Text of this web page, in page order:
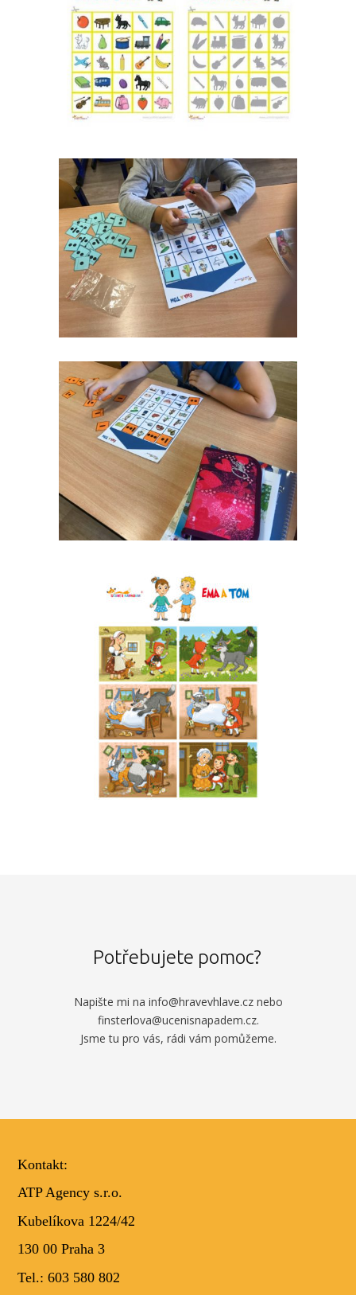
Potřebujete pomoc?
Napište mi na info@hravevhlave.cz nebo
finsterlova@ucenisnapadem.cz.
Jsme tu pro vás, rádi vám pomůžeme.
Kontakt:
ATP Agency s.r.o.
Kubelíkova 1224/42
130 00 Praha 3
Tel.: 603 580 802